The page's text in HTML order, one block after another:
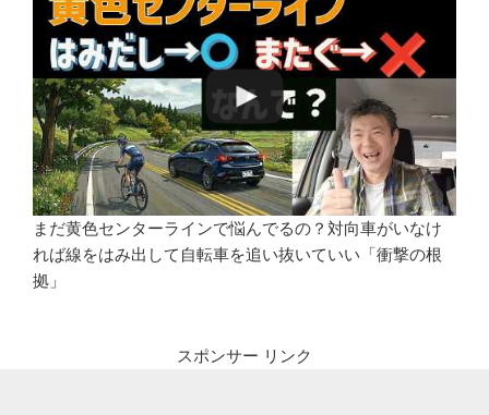
まだ黄色センターラインで悩んでるの？対向車がいなけ
れば線をはみ出して自転車を追い抜いていい「衝撃の根
拠」
スポンサー リンク